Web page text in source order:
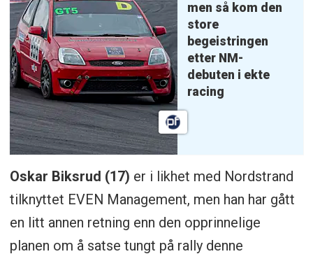
men så kom den
store
begeistringen
etter NM-
debuten i ekte
racing
Oskar Biksrud (17) er i likhet med Nordstrand
tilknyttet EVEN Management, men han har gått
en litt annen retning enn den opprinnelige
planen om å satse tungt på rally denne